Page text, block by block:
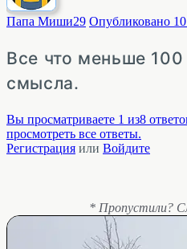
Папа Миши29 Опубликовано
Все что меньше
смысла.
Вы просматриваете 1 из8
просмотреть все ответы.
Регистрация или Войдите
* Пропустили?